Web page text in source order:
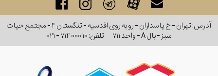
آدرس: تهران - خ پاسداران - رو به روی اقدسیه - تنگستان ۴ - مجتمع حیات
سبز - بال A - واحد ۷۱۱
تلفن:۰۲۱ - ۷۱۴ ۰۰۰ ۱۰